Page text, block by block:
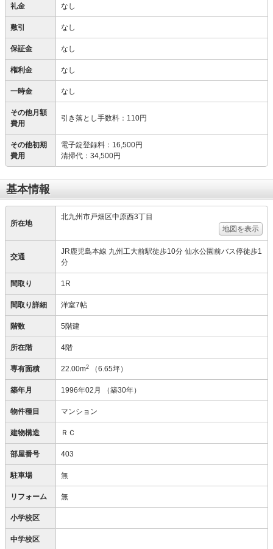
礼金 なし
敷引 なし
保証金 なし
権利金 なし
一時金 なし
その他月額
費用
引き落とし手数料 ： 110円
その他初期
費用
電子錠登録料 ： 16,500円
清掃代 ： 34,500円
基本情報
所在地
北九州市戸畑区中原西3丁目
地図を表示
交通
JR鹿児島本線 九州工大前駅徒歩10分 仙水公園前バス停徒歩1
分
間取り 1R
間取り詳細 洋室7帖
階数 5階建
所在階 4階
専有面積 22.00m2 （6.65坪）
築年月 1996年02月 （築30年）
物件種目 マンション
建物構造 ＲＣ
部屋番号 403
駐車場 無
リフォーム 無
小学校区
中学校区